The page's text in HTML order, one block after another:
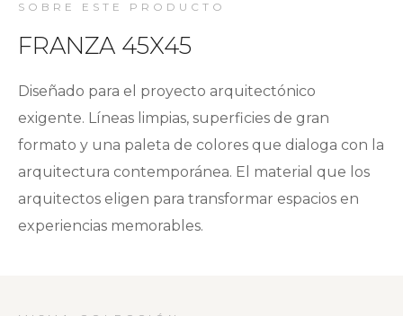
SOBRE ESTE PRODUCTO
FRANZA 45X45
Diseñado para el proyecto arquitectónico
exigente. Líneas limpias, superficies de gran
formato y una paleta de colores que dialoga con la
arquitectura contemporánea. El material que los
arquitectos eligen para transformar espacios en
experiencias memorables.